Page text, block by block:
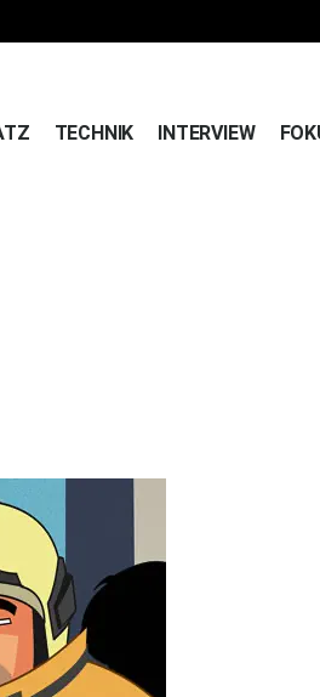
TECHNIK INTERVIEW